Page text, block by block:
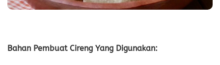
Bahan Pembuat Cireng Yang Digunakan: